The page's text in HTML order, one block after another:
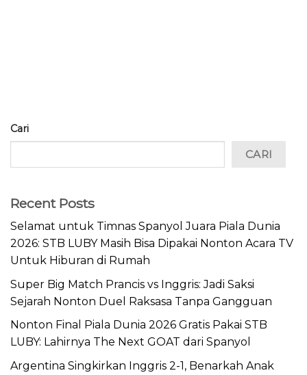
Cari
CARI
Recent Posts
Selamat untuk Timnas Spanyol Juara Piala Dunia
2026: STB LUBY Masih Bisa Dipakai Nonton Acara TV
Untuk Hiburan di Rumah
Super Big Match Prancis vs Inggris: Jadi Saksi
Sejarah Nonton Duel Raksasa Tanpa Gangguan
Nonton Final Piala Dunia 2026 Gratis Pakai STB
LUBY: Lahirnya The Next GOAT dari Spanyol
Argentina Singkirkan Inggris 2-1, Benarkah Anak